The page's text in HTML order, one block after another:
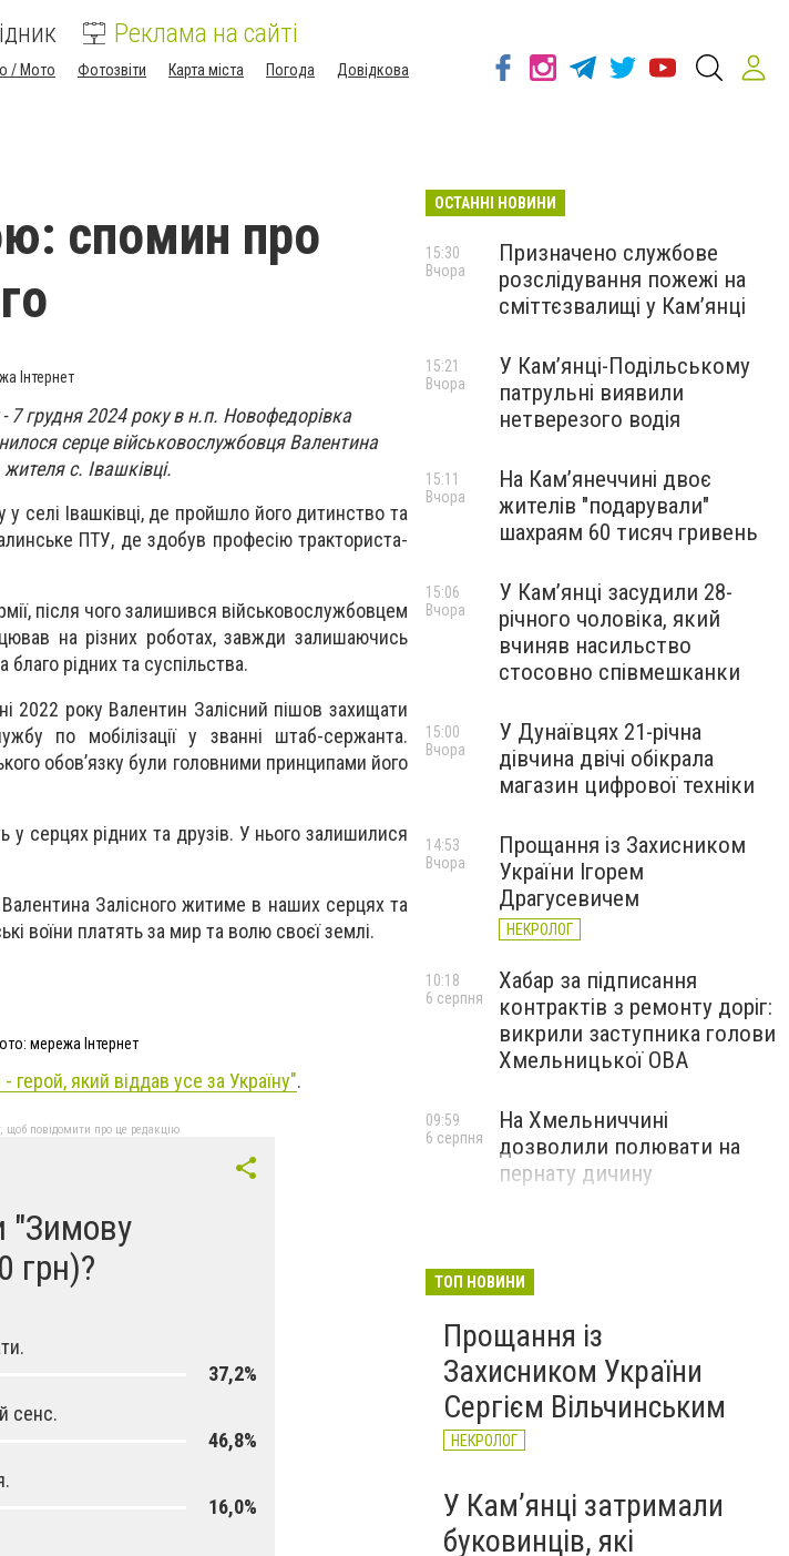
Реклама на сайті
/ Мото Фотозвіти Карта міста Погода
Довідкова
спомин про
Інтернет
- 7 грудня 2024 року в н.п. Новофедорівка
серце військовослужбовця Валентина
с. Івашківці.
селі Івашківці, де пройшло його дитинство та
ПТУ, де здобув професію тракториста-
після чого залишився військовослужбовцем
на різних роботах, завжди залишаючись
рідних та суспільства.
2022 року Валентин Залісний пішов захищати
по мобілізації у званні штаб-сержанта.
обов’язку були головними принципами його
у серцях рідних та друзів. У нього залишилися
Залісного житиме в наших серцях та
воїни платять за мир та волю своєї землі.
мережа Інтернет
герой, який віддав усе за Україну".
щоб повідомити про це редакцію
"Зимову
грн)?
37,2%
сенс.
46,8%
16,0%
ОСТАННІ НОВИНИ
Призначено службове
розслідування пожежі на
сміттєзвалищі у Кам’янці
15:30
Вчора
У Кам’янці-Подільському
патрульні виявили
нетверезого водія
15:21
Вчора
На Камʼянеччині двоє
жителів "подарували"
шахраям 60 тисяч гривень
15:11
Вчора
У Камʼянці засудили 28-
річного чоловіка, який
вчиняв насильство
стосовно співмешканки
15:06
Вчора
У Дунаївцях 21-річна
дівчина двічі обікрала
магазин цифрової техніки
15:00
Вчора
Прощання із Захисником
України Ігорем
Драгусевичем
НЕКРОЛОГ
14:53
Вчора
Хабар за підписання
контрактів з ремонту доріг:
викрили заступника голови
Хмельницької ОВА
10:18
6 серпня
На Хмельниччині
дозволили полювати на
пернату дичину
09:59
6 серпня
ТОП НОВИНИ
Прощання із
Захисником України
Сергієм Вільчинським
НЕКРОЛОГ
У Кам’янці затримали
буковинців, які